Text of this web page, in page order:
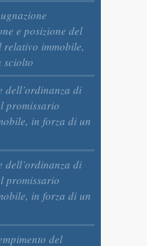
e posizione del
immobile,
sciolto
dell’ordinanza di
promissario
in forza di un
dell’ordinanza di
promissario
in forza di un
del